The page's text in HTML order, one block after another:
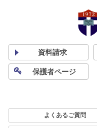
資料請求
保護者ページ
よくあるご質問